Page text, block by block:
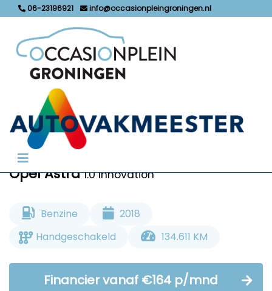
06-23196921 info@occasionpleingroningen.nl
€ 9.950,-
Opel Astra 1.0 Innovation
Benzine
2018
Handgeschakeld
134.611 KM
Financier vanaf €164 p/mnd